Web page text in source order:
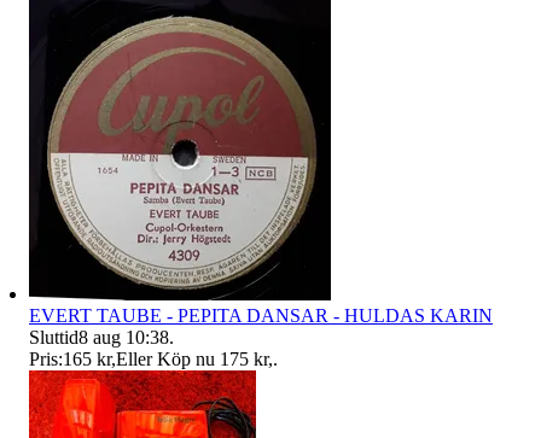
EVERT TAUBE - PEPITA DANSAR - HULDAS KARIN
Sluttid8 aug 10:38.
Pris:165 kr,Eller Köp nu 175 kr,.